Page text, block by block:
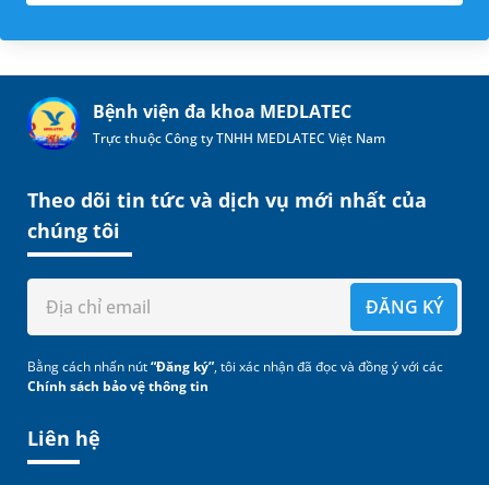
Bệnh viện đa khoa MEDLATEC
Trực thuộc Công ty TNHH MEDLATEC Việt Nam
Liên hệ
Theo dõi tin tức và dịch vụ mới nhất của
chúng tôi
ĐĂNG KÝ
Bằng cách nhấn nút“Đăng ký”, tôi xác nhận đã đọc và đồng ý với các
Chính sách bảo vệ thông tin